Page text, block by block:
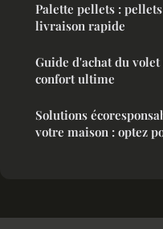
Palette pellets :
livraison rapide
Guide d'achat du
confort ultime
Solutions
votre maison : optez